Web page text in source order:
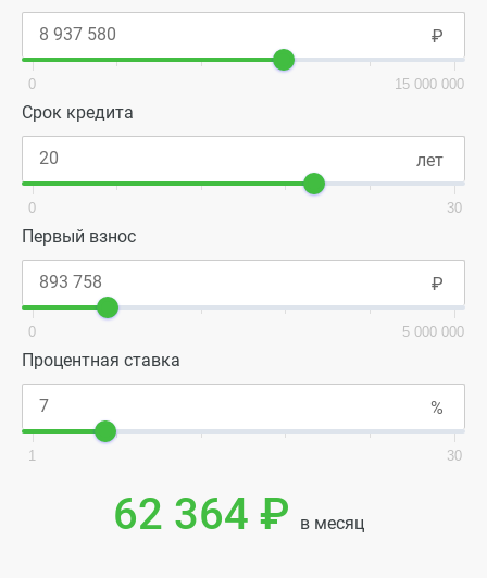
этаже жилого комплекса.
0 15 000 000
Срок кредита
0 30
Первый взнос
0 5 000 000
Процентная ставка
1 30
62 364 ₽ в месяц